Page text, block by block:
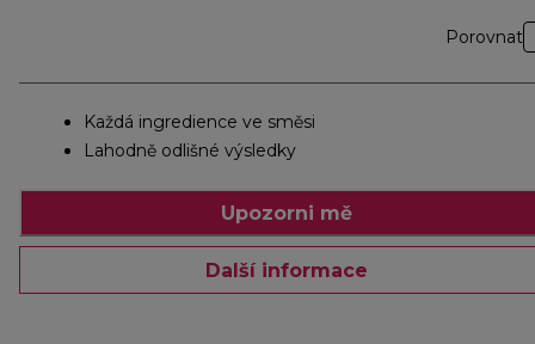
Porovnat
Každá ingredience ve směsi
Lahodně odlišné výsledky
Upozorni mě
Další informace